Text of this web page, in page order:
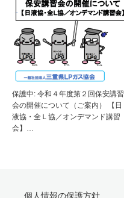
保護中: 令和４年度第２回保安講習
会の開催について（ご案内） 【日
液協・全Ｌ協／オンデマンド講習
会】…
個人情報の保護方針